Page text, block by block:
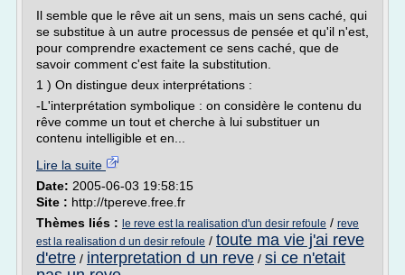
Il semble que le rêve ait un sens, mais un sens caché, qui
se substitue à un autre processus de pensée et qu'il n'est,
pour comprendre exactement ce sens caché, que de
savoir comment c'est faite la substitution.
1 ) On distingue deux interprétations :
-L'interprétation symbolique : on considère le contenu du
rêve comme un tout et cherche à lui substituer un
contenu intelligible et en...
Lire la suite
Date: 2005-06-03 19:58:15
Site : http://tpereve.free.fr
Thèmes liés : le reve est la realisation d'un desir refoule / reve
est la realisation d un desir refoule / toute ma vie j'ai reve
d'etre / interpretation d un reve / si ce n'etait